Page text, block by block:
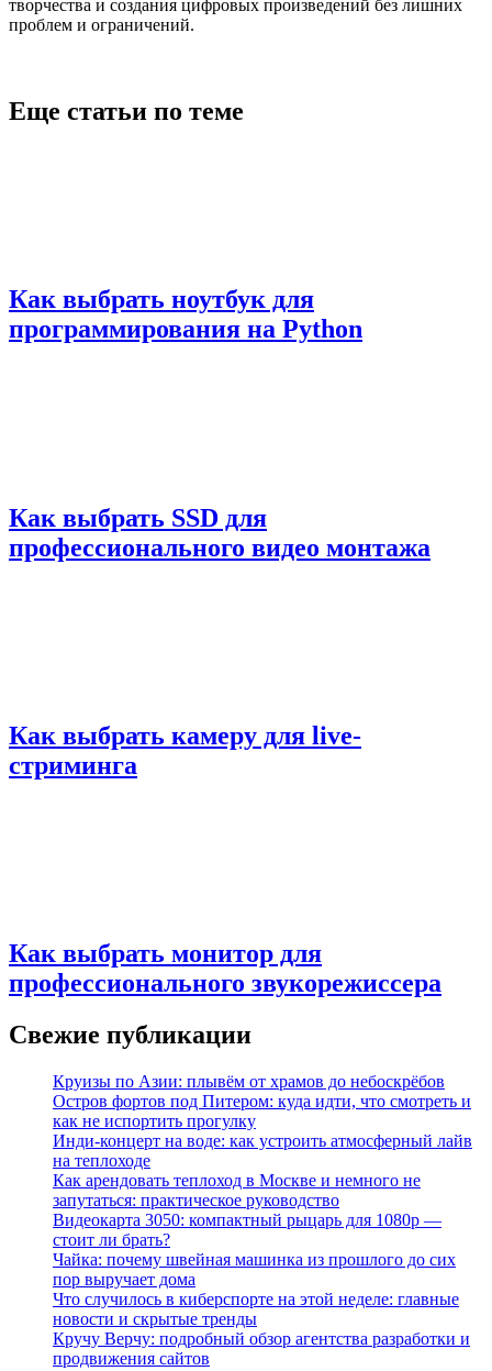
творчества и создания цифровых произведений без лишних
проблем и ограничений.
Еще статьи по теме
Как выбрать ноутбук для
программирования на Python
Как выбрать SSD для
профессионального видео монтажа
Как выбрать камеру для live-
стриминга
Как выбрать монитор для
профессионального звукорежиссера
Свежие публикации
Круизы по Азии: плывём от храмов до небоскрёбов
Остров фортов под Питером: куда идти, что смотреть и
как не испортить прогулку
Инди-концерт на воде: как устроить атмосферный лайв
на теплоходе
Как арендовать теплоход в Москве и немного не
запутаться: практическое руководство
Видеокарта 3050: компактный рыцарь для 1080p —
стоит ли брать?
Чайка: почему швейная машинка из прошлого до сих
пор выручает дома
Что случилось в киберспорте на этой неделе: главные
новости и скрытые тренды
Кручу Верчу: подробный обзор агентства разработки и
продвижения сайтов